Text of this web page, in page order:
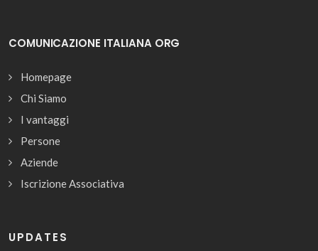
COMUNICAZIONE ITALIANA ORG
Homepage
Chi Siamo
I vantaggi
Persone
Aziende
Iscrizione Associativa
UPDATES